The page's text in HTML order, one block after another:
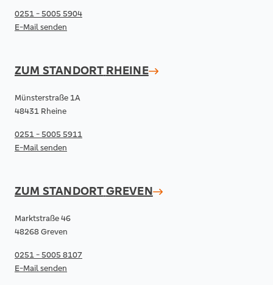
0251 - 5005 5904
E-Mail senden
ZUM STANDORT RHEINE
Münsterstraße 1A
48431 Rheine
0251 - 5005 5911
E-Mail senden
ZUM STANDORTGREVEN
Marktstraße 46
48268 Greven
0251 - 5005 8107
E-Mail senden